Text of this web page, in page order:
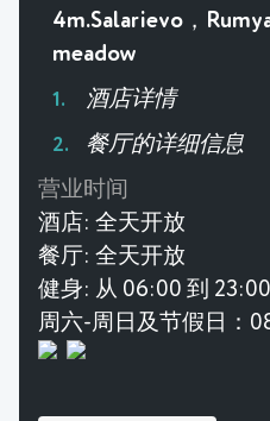
4m.Salarievo，
meadow
酒店详情
餐厅的详细信息
营业时间
酒店: 全天开放
餐厅: 全天开放
健身: 从 06:00 到 23:00
周六-周日及节假日：